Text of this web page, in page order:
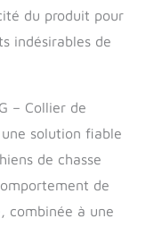
du produit pour
indésirables de
– Collier de
solution fiable
de chasse
de
combinée à une